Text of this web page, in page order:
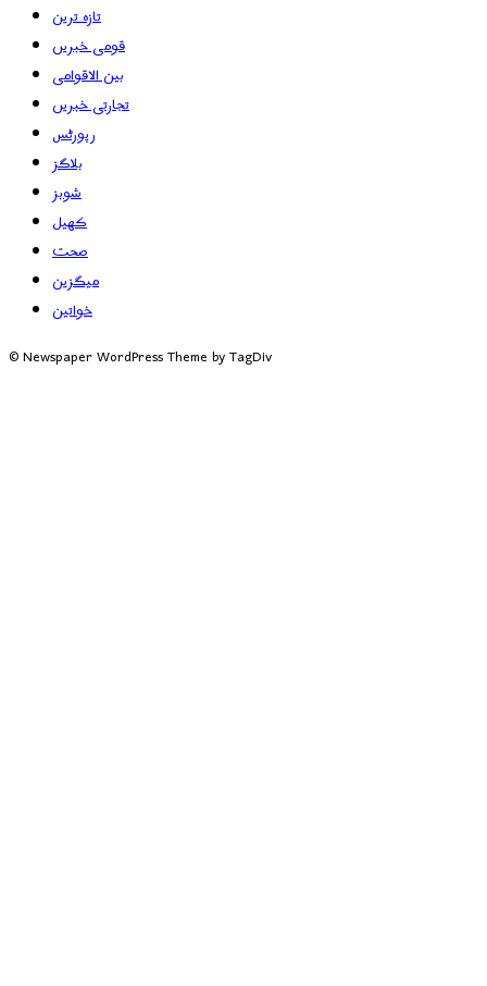
تازہ ترین
قومی خبریں
بین الاقوامی
تجارتی خبریں
رپورٹس
بلاگز
شوبز
کھیل
صحت
میگزین
خواتین
© Newspaper WordPress Theme by TagDiv